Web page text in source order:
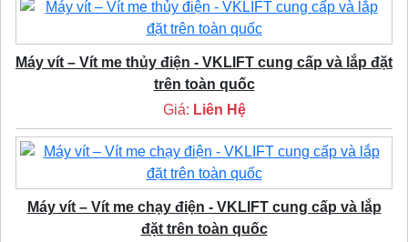
Máy vít – Vít me thủy điện - VKLIFT cung cấp và lắp đặt
trên toàn quốc
Giá: Liên Hệ
Máy vít – Vít me chạy điện - VKLIFT cung cấp và lắp
đặt trên toàn quốc